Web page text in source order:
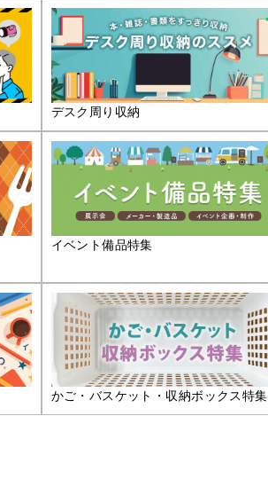
デスク周り収納
イベント備品特集
かご・バスケット・収納ボックス特集